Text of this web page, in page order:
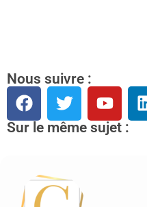
Nous suivre :
Sur le même sujet :